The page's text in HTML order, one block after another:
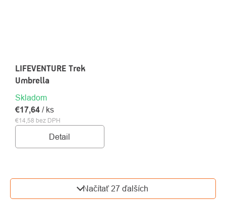
LIFEVENTURE Trek
Umbrella
Skladom
€14,58 bez DPH
€17,64 / ks
Detail
OVLÁDACIE
PRVKY
Načítať 27 ďalších